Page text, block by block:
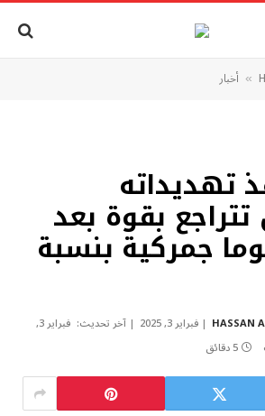
» أخبار
تهديداته
بقوة بعد
جمركية بنسبة
HASSAN فبراير 3, 2025 آخر تحديث:
فبراير 3,
5 دقائق